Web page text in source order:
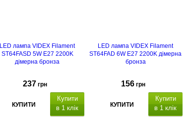
LED лампа VIDEX Filament
ST64FASD 5W E27 2200K
дімерна бронза
237 грн
КУПИТИ
Купити
в 1 клік
LED лампа VIDEX Filament
ST64FAD 6W E27 2200K дімерна
бронза
156 грн
КУПИТИ
Купити
в 1 клік